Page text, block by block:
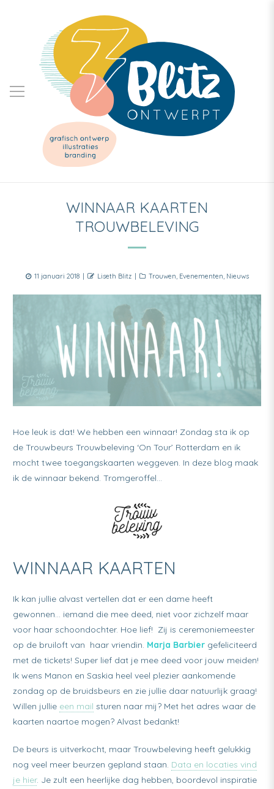
WINNAAR KAARTEN
TROUWBELEVING
Posted
11 januari 2018 Author
Liseth Blitz Categories
Trouwen, Evenementen, Nieuws
Hoe leuk is dat! We hebben een winnaar! Zondag sta ik op
de Trouwbeurs Trouwbeleving ‘On Tour’ Rotterdam en ik
mocht twee toegangskaarten weggeven. In deze blog maak
ik de winnaar bekend. Tromgeroffel…
WINNAAR KAARTEN
Ik kan jullie alvast vertellen dat er een dame heeft
gewonnen… iemand die mee deed, niet voor zichzelf maar
voor haar schoondochter. Hoe lief! Zij is ceremoniemeester
op de bruiloft van haar vriendin. Marja Barbiergefeliciteerd
met de tickets! Super lief dat je mee deed voor jouw meiden!
Ik wens Manon en Saskia heel veel plezier aankomende
zondag op de bruidsbeurs en zie jullie daar natuurlijk graag!
Willen jullie een mail sturen naar mij? Met het adres waar de
kaarten naartoe mogen? Alvast bedankt!
De beurs is uitverkocht, maar Trouwbeleving heeft gelukkig
nog veel meer beurzen gepland staan. Data en locaties vind
je hier. Je zult een heerlijke dag hebben, boordevol inspiratie